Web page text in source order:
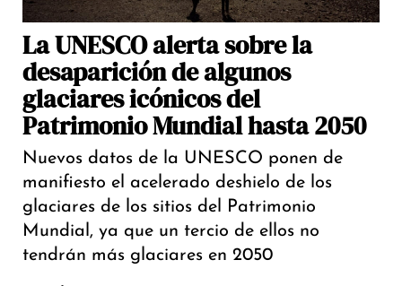
La UNESCO alerta sobre la
desaparición de algunos
glaciares icónicos del
Patrimonio Mundial hasta 2050
Nuevos datos de la UNESCO ponen de
manifiesto el acelerado deshielo de los
glaciares de los sitios del Patrimonio
Mundial, ya que un tercio de ellos no
tendrán más glaciares en 2050